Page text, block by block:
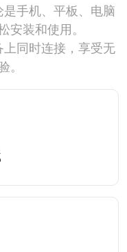
手机、平板、电脑
装和使用。
同时连接，享受无